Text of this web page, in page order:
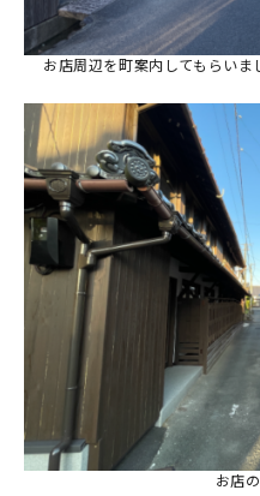
お店周辺を町案内してもらい
お店